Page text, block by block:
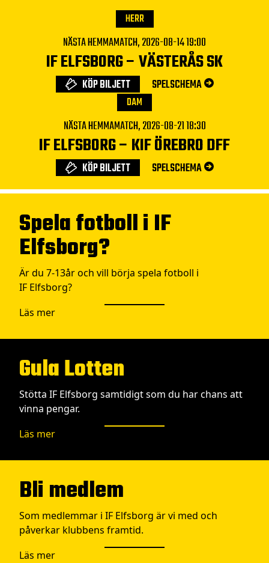
HERR
NÄSTA HEMMAMATCH,2026-08-14 19:00
IF ELFSBORG–VÄSTERÅS SK
KÖP BILJETT SPELSCHEMA
DAM
NÄSTA HEMMAMATCH,2026-08-21 18:30
IF ELFSBORG– KIF ÖREBRO DFF
KÖP BILJETT SPELSCHEMA
Spela fotboll i IF
Elfsborg?
Är du 7-13år och vill börja spela fotboll i
IF Elfsborg?
Läs mer
Gula Lotten
Stötta IF Elfsborg samtidigt som du har chans att
vinna pengar.
Läs mer
Bli medlem
Som medlemmar i IF Elfsborg är vi med och
påverkar klubbens framtid.
Läs mer